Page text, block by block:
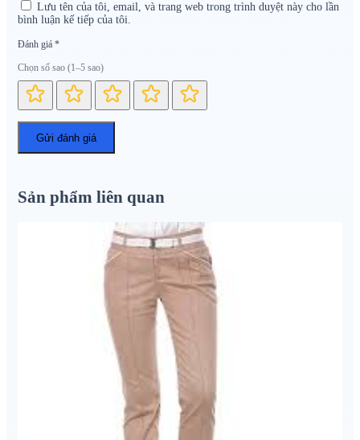
Lưu tên của tôi, email, và trang web trong trình duyệt này cho lần
bình luận kế tiếp của tôi.
Đánh giá *
Chọn số sao (1–5 sao)
Sản phẩm liên quan